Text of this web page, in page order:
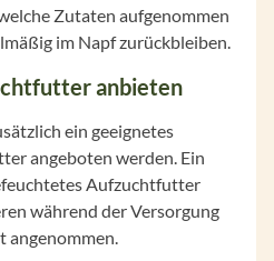
Zutaten aufgenommen
im Napf zurückbleiben.
anbieten
ein geeignetes
angeboten werden. Ein
Aufzuchtfutter
während der Versorgung
angenommen.